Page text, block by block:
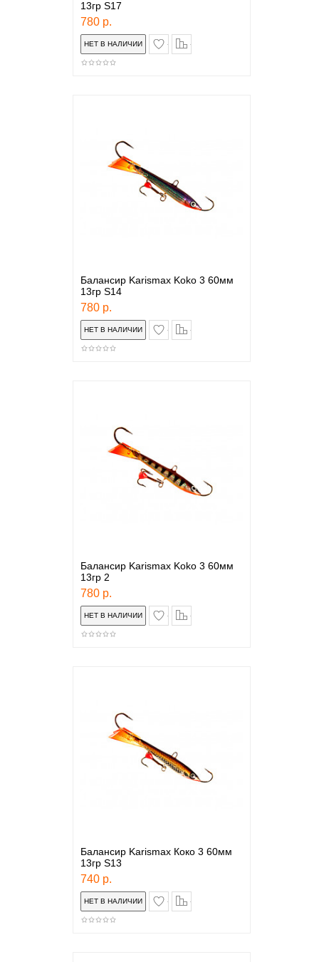
13гр S17
780 р.
в закладки
Балансир Karismax Koko 3 60мм
13гр S14
780 р.
в закладки
Балансир Karismax Koko 3 60мм
13гр 2
780 р.
в закладки
Балансир Karismax Коко 3 60мм
13гр S13
740 р.
в закладки